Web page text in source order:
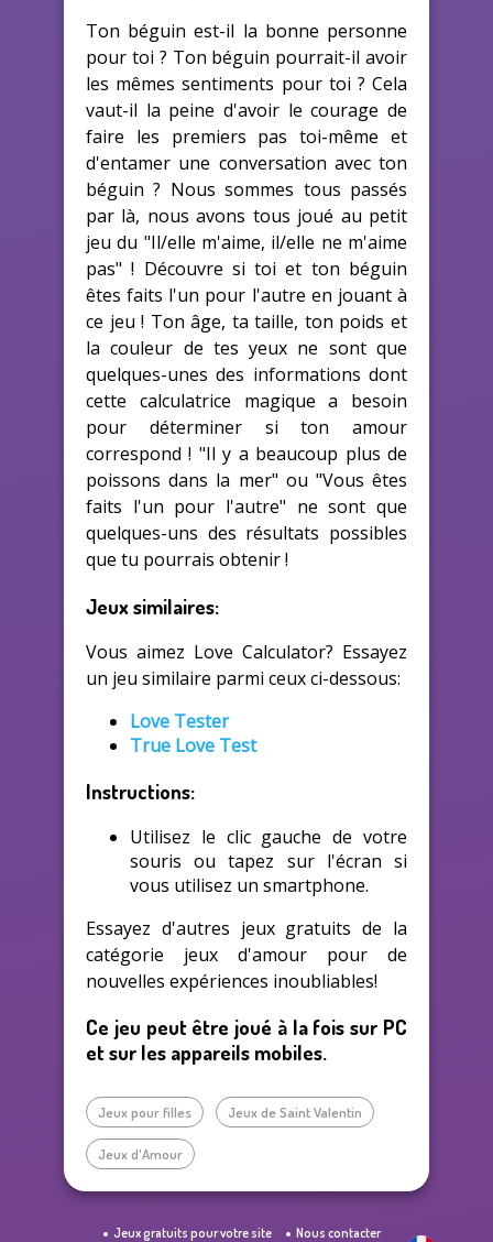
Ton béguin est-il la bonne personne
pour toi ? Ton béguin pourrait-il avoir
les mêmes sentiments pour toi ? Cela
vaut-il la peine d'avoir le courage de
faire les premiers pas toi-même et
d'entamer une conversation avec ton
béguin ? Nous sommes tous passés
par là, nous avons tous joué au petit
jeu du "Il/elle m'aime, il/elle ne m'aime
pas" ! Découvre si toi et ton béguin
êtes faits l'un pour l'autre en jouant à
ce jeu ! Ton âge, ta taille, ton poids et
la couleur de tes yeux ne sont que
quelques-unes des informations dont
cette calculatrice magique a besoin
pour déterminer si ton amour
correspond ! "Il y a beaucoup plus de
poissons dans la mer" ou "Vous êtes
faits l'un pour l'autre" ne sont que
quelques-uns des résultats possibles
que tu pourrais obtenir !
Jeux similaires:
Vous aimez Love Calculator? Essayez
un jeu similaire parmi ceux ci-dessous:
Love Tester
True Love Test
Instructions:
Utilisez le clic gauche de votre
souris ou tapez sur l'écran si
vous utilisez un smartphone.
Essayez d'autres jeux gratuits de la
catégorie jeux d'amour pour de
nouvelles expériences inoubliables!
Ce jeu peut être joué à la fois sur PC
et sur les appareils mobiles.
Jeux pour filles Jeux de Saint Valentin
Jeux d'Amour
Jeux gratuits pour votre site
Nous contacter